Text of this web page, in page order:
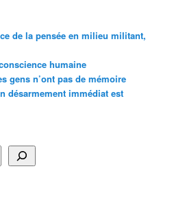
de la pensée en milieu militant,
humaine
gens n’ont pas de mémoire
désarmement immédiat est